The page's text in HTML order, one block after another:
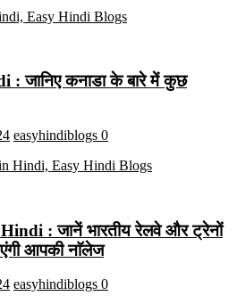
जानिए कनाडा के बारे में कुछ
easyhindiblogs 0
: जानें भारतीय रेलवे और ट्रेनों
आपकी नाॅलेज
easyhindiblogs 0